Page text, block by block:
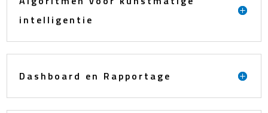
intelligentie
Dashboard en Rapportage